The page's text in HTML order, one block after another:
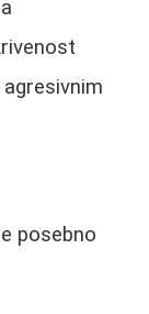
posebno